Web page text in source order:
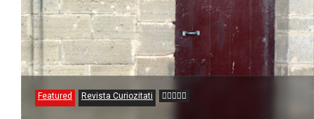
Featured Revista Curiozitati